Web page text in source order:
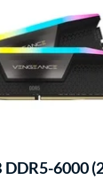
6000